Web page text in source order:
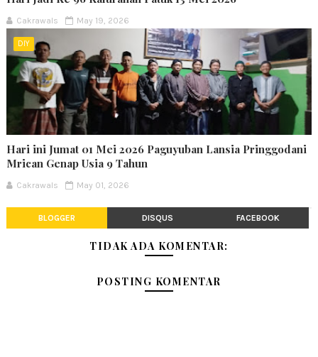
Cakrawals May 19, 2026
DIY
Hari ini Jumat 01 Mei 2026 Paguyuban Lansia Pringgodani
Mrican Genap Usia 9 Tahun
Cakrawals May 01, 2026
BLOGGER DISQUS FACEBOOK
TIDAK ADA KOMENTAR:
POSTING KOMENTAR